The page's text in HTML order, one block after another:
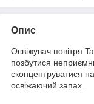
Опис
Освіжувач повітря
позбутися
сконцентруватися
освіжаючий запах.